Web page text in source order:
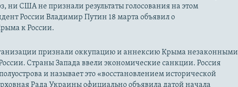
ни США не признали результаты голосования на этом
России Владимир Путин 18 марта объявил о
к России.
признали оккупацию и аннексию Крыма незаконными
Страны Запада ввели экономические санкции. Россия
и называет это «восстановлением исторической
Рада Украины официально объявила датой начала